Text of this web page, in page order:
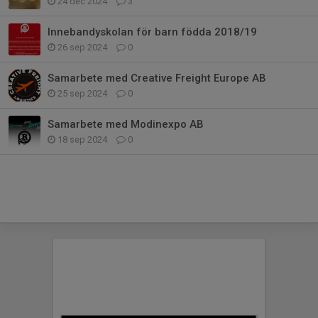
Innebandyskolan för barn födda 2018/19
26 sep 2024 0
Samarbete med Creative Freight Europe AB
25 sep 2024 0
Samarbete med Modinexpo AB
18 sep 2024 0